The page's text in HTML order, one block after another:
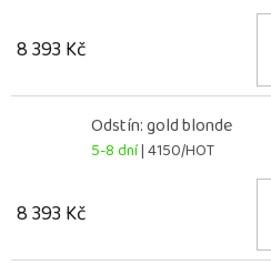
8 393 Kč
Odstín: gold blonde
5-8 dní| 4150/HOT
8 393 Kč